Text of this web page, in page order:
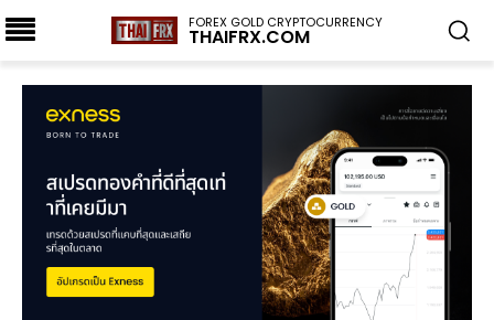
FOREX GOLD CRYPTOCURRENCY
THAIFRX.COM